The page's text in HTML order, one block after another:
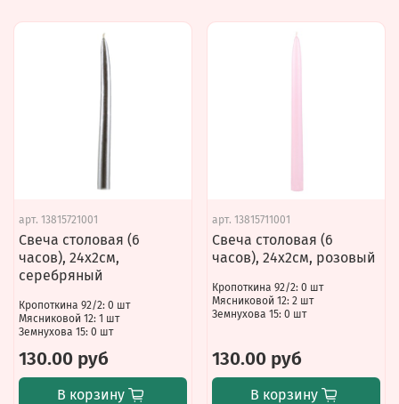
арт. 13815721001
Свеча столовая (6
часов), 24х2см,
серебряный
Кропоткина 92/2: 0 шт
Мясниковой 12: 1 шт
Земнухова 15: 0 шт
130.00 руб
В корзину
арт. 13815711001
Свеча столовая (6
часов), 24х2см, розовый
Кропоткина 92/2: 0 шт
Мясниковой 12: 2 шт
Земнухова 15: 0 шт
130.00 руб
В корзину